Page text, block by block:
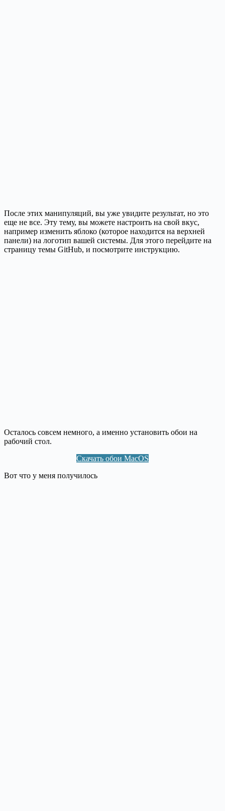
После этих манипуляций, вы уже увидите результат, но это
еще не все. Эту тему, вы можете настроить на свой вкус,
например изменить яблоко (которое находится на верхней
панели) на логотип вашей системы. Для этого перейдите на
страницу темы GitHub, и посмотрите инструкцию.
Осталось совсем немного, а именно установить обои на
рабочий стол.
Скачать обои MacOS
Вот что у меня получилось